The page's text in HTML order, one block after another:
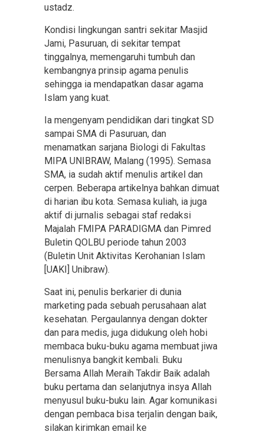
ustadz.
Kondisi lingkungan santri sekitar Masjid
Jami, Pasuruan, di sekitar tempat
tinggalnya, memengaruhi tumbuh dan
kembangnya prinsip agama penulis
sehingga ia mendapatkan dasar agama
Islam yang kuat.
Ia mengenyam pendidikan dari tingkat SD
sampai SMA di Pasuruan, dan
menamatkan sarjana Biologi di Fakultas
MIPA UNIBRAW, Malang (1995). Semasa
SMA, ia sudah aktif menulis artikel dan
cerpen. Beberapa artikelnya bahkan dimuat
di harian ibu kota. Semasa kuliah, ia juga
aktif di jurnalis sebagai staf redaksi
Majalah FMIPA PARADIGMA dan Pimred
Buletin QOLBU periode tahun 2003
(Buletin Unit Aktivitas Kerohanian Islam
[UAKI] Unibraw).
Saat ini, penulis berkarier di dunia
marketing pada sebuah perusahaan alat
kesehatan. Pergaulannya dengan dokter
dan para medis, juga didukung oleh hobi
membaca buku-buku agama membuat jiwa
menulisnya bangkit kembali. Buku
Bersama Allah Meraih Takdir Baik adalah
buku pertama dan selanjutnya insya Allah
menyusul buku-buku lain. Agar komunikasi
dengan pembaca bisa terjalin dengan baik,
silakan kirimkan email ke